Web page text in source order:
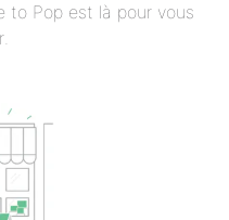
to Pop est là pour vous